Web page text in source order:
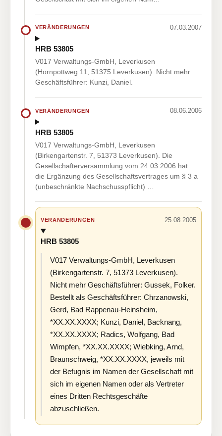
VERÄNDERUNGEN 07.03.2007
HRB 53805
V017 Verwaltungs-GmbH, Leverkusen
(Hornpottweg 11, 51375 Leverkusen). Nicht mehr
Geschäftsführer: Kunzi, Daniel.
VERÄNDERUNGEN 08.06.2006
HRB 53805
V017 Verwaltungs-GmbH, Leverkusen
(Birkengartenstr. 7, 51373 Leverkusen). Die
Gesellschafterversammlung vom 24.03.2006 hat
die Ergänzung des Gesellschaftsvertrages um § 3 a
(unbeschränkte Nachschusspflicht) …
VERÄNDERUNGEN 25.08.2005
HRB 53805
V017 Verwaltungs-GmbH, Leverkusen
(Birkengartenstr. 7, 51373 Leverkusen).
Nicht mehr Geschäftsführer: Gussek, Folker.
Bestellt als Geschäftsführer: Chrzanowski,
Gerd, Bad Rappenau-Heinsheim,
*XX.XX.XXXX; Kunzi, Daniel, Backnang,
*XX.XX.XXXX; Radics, Wolfgang, Bad
Wimpfen, *XX.XX.XXXX; Wiebking, Arnd,
Braunschweig, *XX.XX.XXXX, jeweils mit
der Befugnis im Namen der Gesellschaft mit
sich im eigenen Namen oder als Vertreter
eines Dritten Rechtsgeschäfte
abzuschließen.